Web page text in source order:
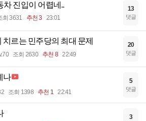
차 진입이 어렵네..
회 3631 추천 3 23:01
13
댓글
치르는 민주당의 최대 문제
조회 2630 추천 8 22:49
20
댓글
나
조회 1398 추천 1 22:41
5
댓글
3